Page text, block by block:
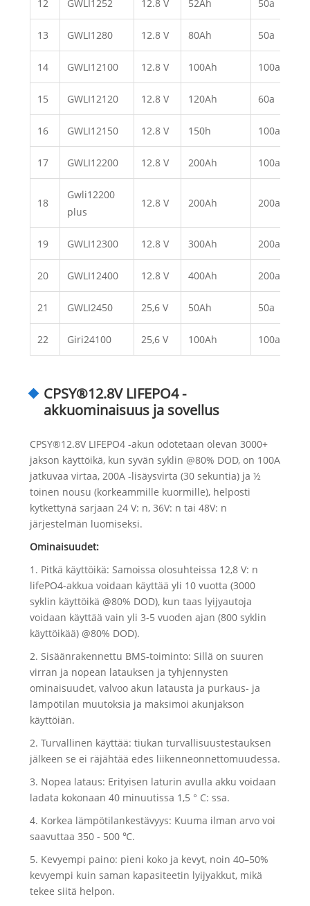
12 GWLI1252 12.8 V 52Ah 50a
13 GWLI1280 12.8 V 80Ah 50a
14 GWLI12100 12.8 V 100Ah 100a
15 GWLI12120 12.8 V 120Ah 60a
16 GWLI12150 12.8 V 150h 100a
17 GWLI12200 12.8 V 200Ah 100a
18
Gwli12200
plus
12.8 V 200Ah 200a
19 GWLI12300 12.8 V 300Ah 200a
20 GWLI12400 12.8 V 400Ah 200a
21 GWLI2450 25,6 V 50Ah 50a
22 Giri24100 25,6 V 100Ah 100a
CPSY®12.8V LIFEPO4 -
akkuominaisuus ja sovellus
CPSY®12.8V LIFEPO4 -akun odotetaan olevan 3000+
jakson käyttöikä, kun syvän syklin @80% DOD, on 100A
jatkuvaa virtaa, 200A -lisäysvirta (30 sekuntia) ja ½
toinen nousu (korkeammille kuormille), helposti
kytkettynä sarjaan 24 V: n, 36V: n tai 48V: n
järjestelmän luomiseksi.
Ominaisuudet:
1. Pitkä käyttöikä: Samoissa olosuhteissa 12,8 V: n
lifePO4-akkua voidaan käyttää yli 10 vuotta (3000
syklin käyttöikä @80% DOD), kun taas lyijyautoja
voidaan käyttää vain yli 3-5 vuoden ajan (800 syklin
käyttöikää) @80% DOD).
2. Sisäänrakennettu BMS-toiminto: Sillä on suuren
virran ja nopean latauksen ja tyhjennysten
ominaisuudet, valvoo akun latausta ja purkaus- ja
lämpötilan muutoksia ja maksimoi akunjakson
käyttöiän.
2. Turvallinen käyttää: tiukan turvallisuustestauksen
jälkeen se ei räjähtää edes liikenneonnettomuudessa.
3. Nopea lataus: Erityisen laturin avulla akku voidaan
ladata kokonaan 40 minuutissa 1,5 ° C: ssa.
4. Korkea lämpötilankestävyys: Kuuma ilman arvo voi
saavuttaa 350 - 500 ℃.
5. Kevyempi paino: pieni koko ja kevyt, noin 40–50%
kevyempi kuin saman kapasiteetin lyijyakkut, mikä
tekee siitä helpon.